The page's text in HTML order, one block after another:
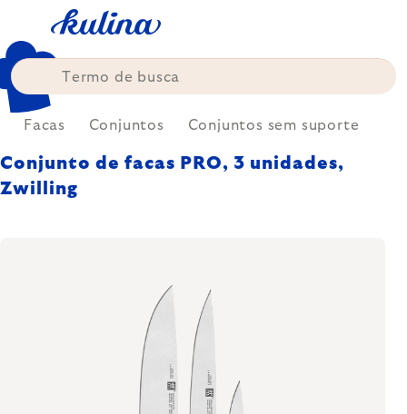
content
Facas Conjuntos Conjuntos sem suporte
Conjunto de facas PRO, 3 unidades,
Zwilling